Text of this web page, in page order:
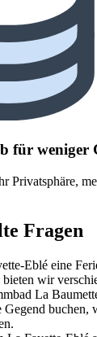
für weniger
Privatsphäre,
Fragen
Eblé eine
wir
La
Gegend